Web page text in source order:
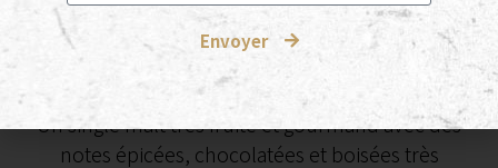
FRENCH MALT COLLECTION
50CL – 46°
Un single malt très fruité et gourmand avec des
notes épicées, chocolatées et boisées très
Envoyer